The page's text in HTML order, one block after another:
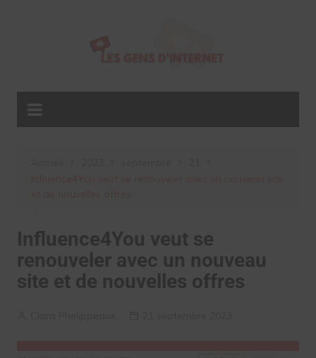
Influence4You veut se
renouveler avec un nouveau
site et de nouvelles offres